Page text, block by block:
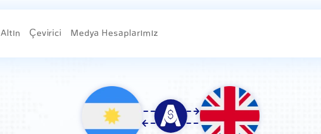
Altın Çevirici Medya Hesaplarımız